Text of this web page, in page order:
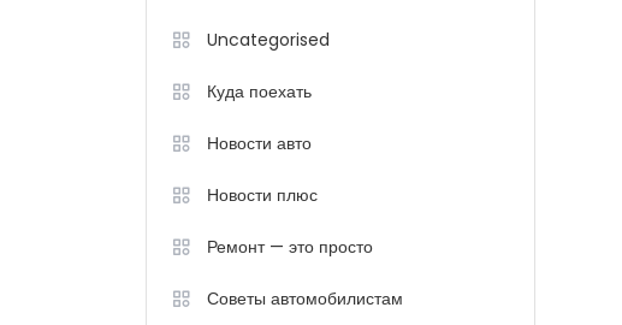
Uncategorised
Куда поехать
Новости авто
Новости плюс
Ремонт — это просто
Советы автомобилистам